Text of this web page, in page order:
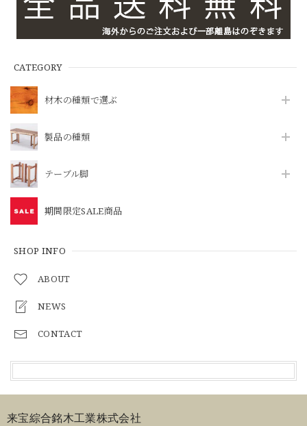
CATEGORY
材木の種類で選ぶ
製品の種類
テーブル脚
期間限定SALE商品
SHOP INFO
ABOUT
NEWS
CONTACT
来宝綜合銘木工業株式会社